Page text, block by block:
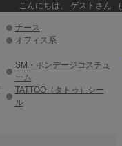
こんにちは、 ゲストさん （
ナース
オフィス系
SM・ボンデージコスチュ
ーム
TATTOO（タトゥ）シー
ル